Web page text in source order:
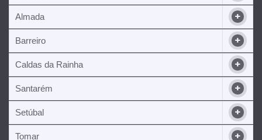
Almada
Barreiro
Caldas da Rainha
Santarém
Setúbal
Tomar